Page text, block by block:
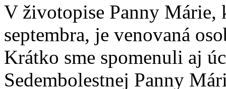
V životopise Panny Márie,
septembra, je venovaná
Krátko sme spomenuli aj
Sedembolestnej Panny